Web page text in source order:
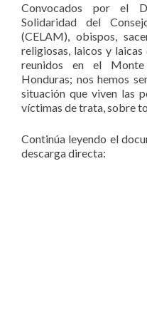
Convocados por el
Solidaridad del
(CELAM), obispos,
religiosas, laicos y
reunidos en el Monte
Honduras; nos hemos
situación que viven las
víctimas de trata, sobre
Continúa leyendo el
descarga directa: